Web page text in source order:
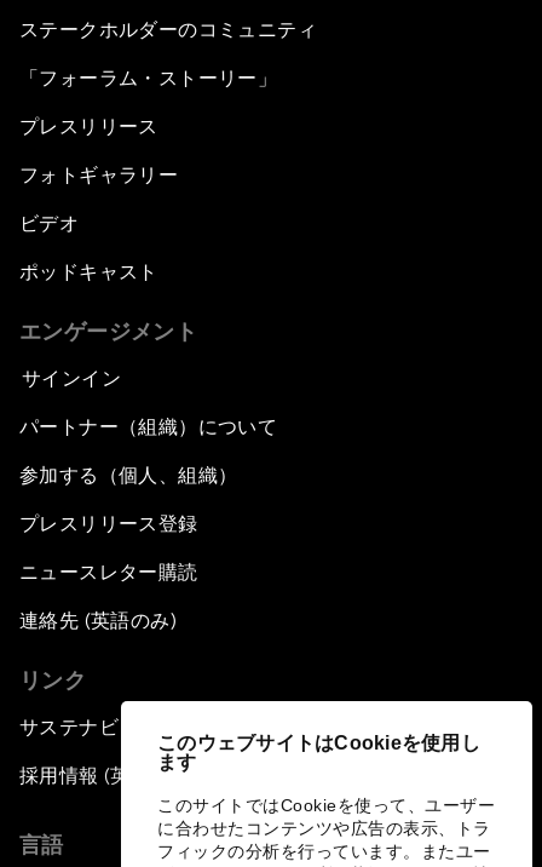
このウェブサイトはCookieを使用し
ます
このサイトではCookieを使って、ユーザー
に合わせたコンテンツや広告の表示、トラ
フィックの分析を行っています。またユー
ステークホルダーのコミュニティ
「フォーラム・ストーリー」
プレスリリース
フォトギャラリー
ビデオ
ポッドキャスト
エンゲージメント
サインイン
パートナー（組織）について
参加する（個人、組織）
プレスリリース登録
ニュースレター購読
連絡先 (英語のみ)
リンク
サステナビリティへの取り組み
採用情報 (英語のみ)
言語